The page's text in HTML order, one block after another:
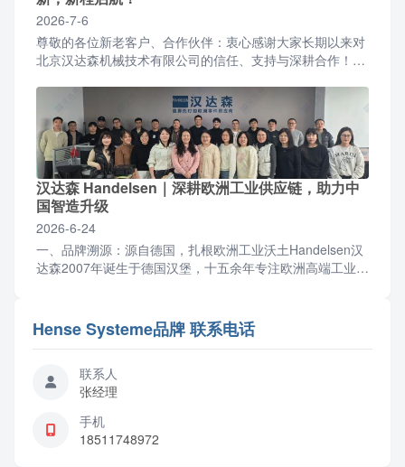
2026-7-6
尊敬的各位新老客户、合作伙伴：衷心感谢大家长期以来对
北京汉达森机械技术有限公司的信任、支持与深耕合作！伴
境、升...
汉达森 Handelsen｜深耕欧洲工业供应链，助力中
国智造升级
2026-6-24
一、品牌溯源：源自德国，扎根欧洲工业沃土Handelsen汉
达森2007年诞生于德国汉堡，十五余年专注欧洲高端工业零
Hense Systeme品牌 联系电话
联系人
张经理
手机
18511748972